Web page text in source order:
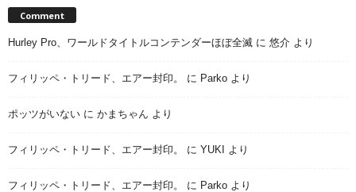
Comment
Hurley Pro、ワールドタイトルコンテンダーほぼ全滅 に 悠介 より
フィリッペ・トリード、エアー封印。 に Parko より
ポッツがいない に かまちゃん より
フィリッペ・トリード、エアー封印。 に YUKI より
フィリッペ・トリード、エアー封印。 に Parko より